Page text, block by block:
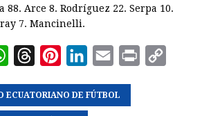
88. Arce 8. Rodríguez 22. Serpa 10.
7. Mancinelli.
W
a
r
n
n
a
ECUATORIANO DE FÚTBOL